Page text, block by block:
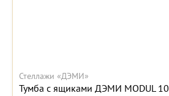
Стеллажи «ДЭМИ»
Тумба с ящиками ДЭМИ MODUL 10